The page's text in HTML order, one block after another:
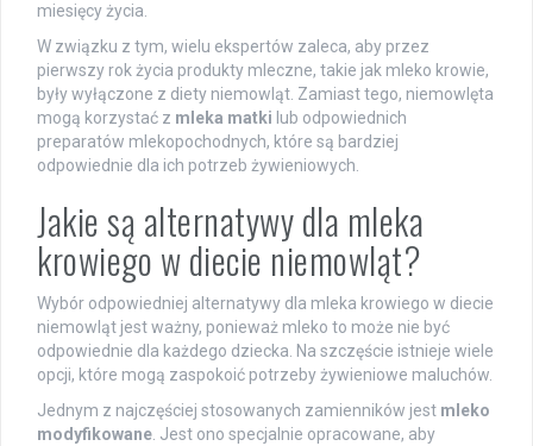
miesięcy życia.
W związku z tym, wielu ekspertów zaleca, aby przez
pierwszy rok życia produkty mleczne, takie jak mleko krowie,
były wyłączone z diety niemowląt. Zamiast tego, niemowlęta
mogą korzystać z mleka matki lub odpowiednich
preparatów mlekopochodnych, które są bardziej
odpowiednie dla ich potrzeb żywieniowych.
Jakie są alternatywy dla mleka
krowiego w diecie niemowląt?
Wybór odpowiedniej alternatywy dla mleka krowiego w diecie
niemowląt jest ważny, ponieważ mleko to może nie być
odpowiednie dla każdego dziecka. Na szczęście istnieje wiele
opcji, które mogą zaspokoić potrzeby żywieniowe maluchów.
Jednym z najczęściej stosowanych zamienników jest mleko
modyfikowane. Jest ono specjalnie opracowane, aby